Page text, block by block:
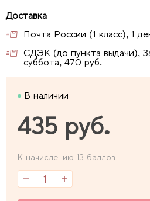
Почта России (1 класс), 1
СДЭК (до пункта выдачи),
суббота, 470 руб.
В наличии
435 руб.
К начислению 13 баллов